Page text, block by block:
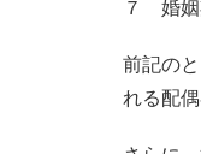
７ 婚姻
前記の
れる配